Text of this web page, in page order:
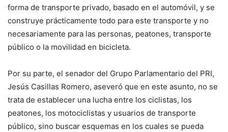
forma de transporte privado, basado en el automóvil, y se
construye prácticamente todo para este transporte y no
necesariamente para las personas, peatones, transporte
público o la movilidad en bicicleta.
Por su parte, el senador del Grupo Parlamentario del PRI,
Jesús Casillas Romero, aseveró que en este asunto, no se
trata de establecer una lucha entre los ciclistas, los
peatones, los motociclistas y usuarios de transporte
público, sino buscar esquemas en los cuales se pueda